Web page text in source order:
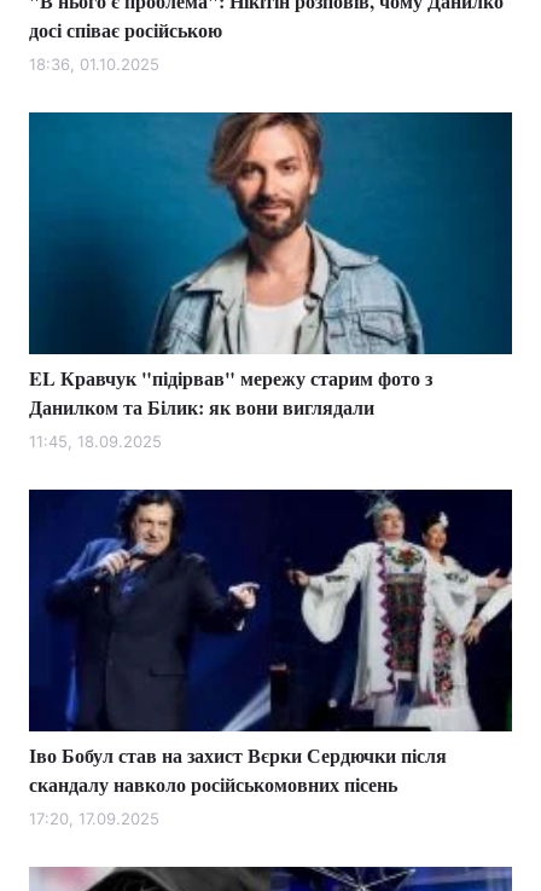
досі співає російською
18:36, 01.10.2025
EL Кравчук "підірвав" мережу старим фото з
Данилком та Білик: як вони виглядали
11:45, 18.09.2025
Іво Бобул став на захист Вєрки Сердючки після
скандалу навколо російськомовних пісень
17:20, 17.09.2025